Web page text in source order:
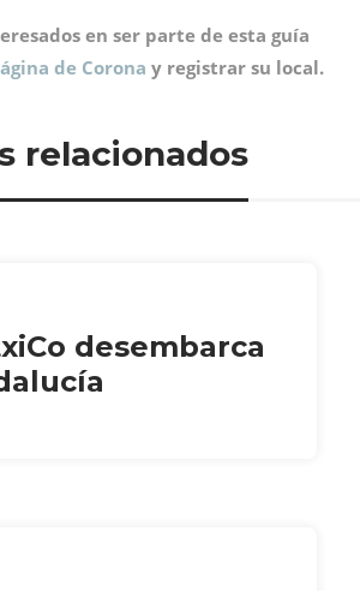
en ser parte de esta guía
de Corona y registrar su local.
relacionados
desembarca